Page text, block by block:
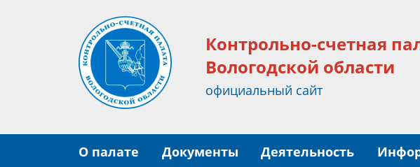
Контрольно-счетная
Вологодской области
официальный сайт
О палате Документы Деятельность